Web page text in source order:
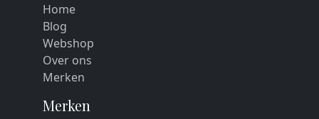
Home
Blog
Webshop
Over ons
Merken
Merken